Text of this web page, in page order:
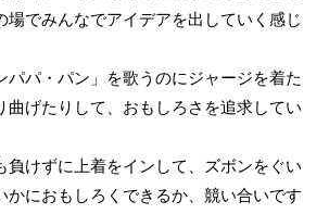
場でみんなでアイデアを出していく感じ
パパ・パン」を歌うのにジャージを着た
曲げたりして、おもしろさを追求してい
負けずに上着をインして、ズボンをぐい
かにおもしろくできるか、競い合いです